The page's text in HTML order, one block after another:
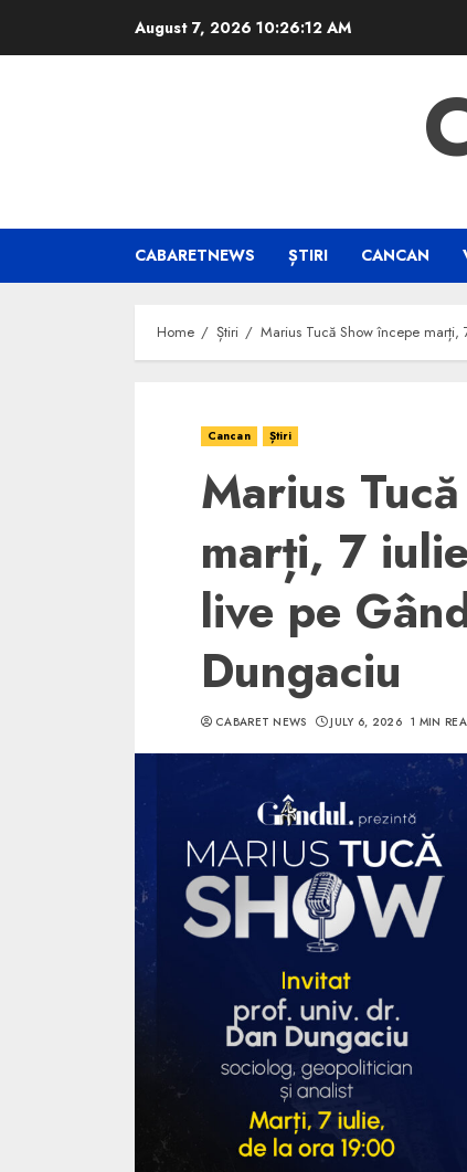
August 7, 2026 10:26:12 AM
CABARETNEWS ȘTIRI CANCAN
Home Știri Marius Tucă Show începe
Cancan Știri
Marius
marți, 7
live pe
Dungaciu
CABARET NEWS JULY 6, 2026 1 MIN